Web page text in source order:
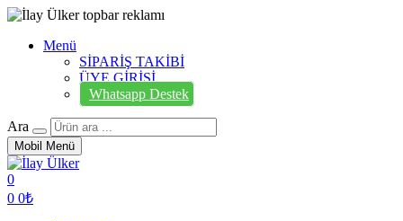
Menü
SİPARİŞ TAKİBİ
ÜYE GİRİŞİ
Whatsapp Destek
Ara
Mobil Menü
0
0 0₺